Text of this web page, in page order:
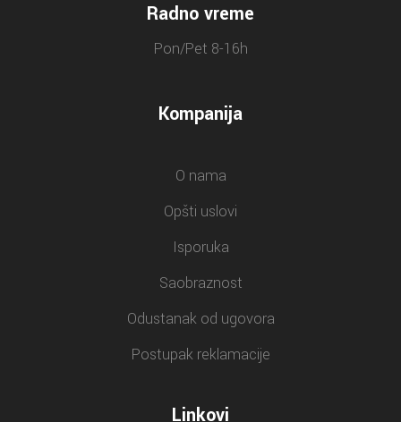
Radno vreme
Pon/Pet 8-16h
Kompanija
O nama
Opšti uslovi
Isporuka
Saobraznost
Odustanak od ugovora
Postupak reklamacije
Linkovi